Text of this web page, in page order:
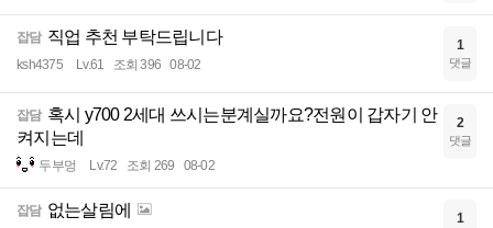
잡담 직업 추천 부탁드립니다
ksh4375 Lv.61 조회 396 08-02
1
댓글
잡담 혹시 y700 2세대 쓰시는분계실까요?전원이 갑자기 안
켜지는데
두부멍 Lv.72 조회 269 08-02
2
댓글
잡담 없는살림에 1